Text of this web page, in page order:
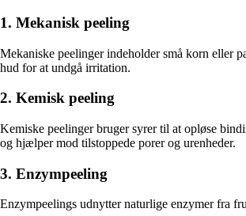
1. Mekanisk peeling
Mekaniske peelinger indeholder små korn eller
hud for at undgå irritation.
2. Kemisk peeling
Kemiske peelinger bruger syrer til at opløse
og hjælper mod tilstoppede porer og urenheder.
3. Enzympeeling
Enzympeelings udnytter naturlige enzymer fra